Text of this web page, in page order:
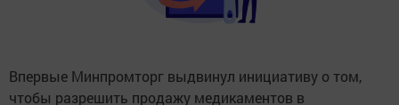
Впервые Минпромторг выдвинул инициативу о том,
чтобы разрешить продажу медикаментов в